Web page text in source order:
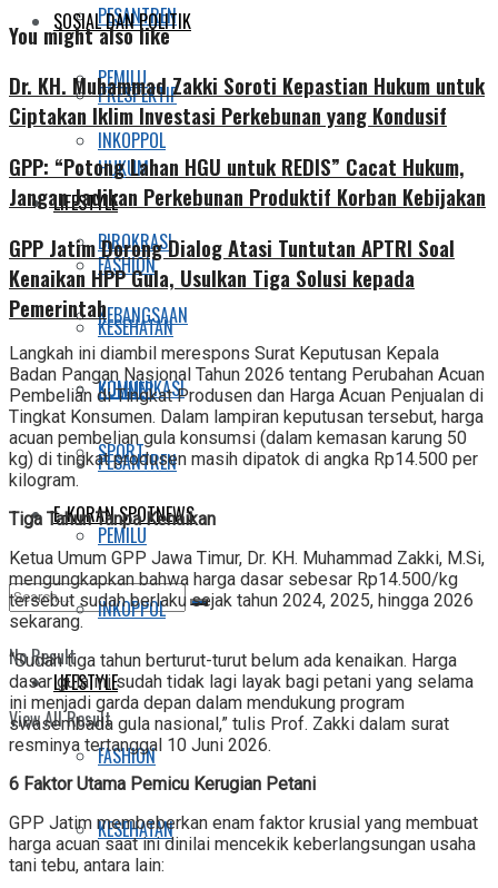
PESANTREN
PEMILU
INKOPPOL
LIFESTYLE
FASHION
KESEHATAN
KULINER
SPORT
E-KORAN SPOTNEWS
No Result
View All Result
SOSIAL DAN POLITIK
PRESPEKTIF
HUKUM
BIROKRASI
KEBANGSAAN
KOMUNIKASI
PESANTREN
PEMILU
INKOPPOL
LIFESTYLE
FASHION
KESEHATAN
You might also like
Dr. KH. Muhammad Zakki Soroti Kepastian Hukum untuk
Ciptakan Iklim Investasi Perkebunan yang Kondusif
GPP: “Potong Lahan HGU untuk REDIS” Cacat Hukum,
Jangan Jadikan Perkebunan Produktif Korban Kebijakan
GPP Jatim Dorong Dialog Atasi Tuntutan APTRI Soal
Kenaikan HPP Gula, Usulkan Tiga Solusi kepada
Pemerintah
Langkah ini diambil merespons Surat Keputusan Kepala
Badan Pangan Nasional Tahun 2026 tentang Perubahan Acuan
Pembelian di Tingkat Produsen dan Harga Acuan Penjualan di
Tingkat Konsumen. Dalam lampiran keputusan tersebut, harga
acuan pembelian gula konsumsi (dalam kemasan karung 50
kg) di tingkat produsen masih dipatok di angka Rp14.500 per
kilogram.
Tiga Tahun Tanpa Kenaikan
Ketua Umum GPP Jawa Timur, Dr. KH. Muhammad Zakki, M.Si,
mengungkapkan bahwa harga dasar sebesar Rp14.500/kg
tersebut sudah berlaku sejak tahun 2024, 2025, hingga 2026
sekarang.
“Sudah tiga tahun berturut-turut belum ada kenaikan. Harga
dasar gula ini sudah tidak lagi layak bagi petani yang selama
ini menjadi garda depan dalam mendukung program
swasembada gula nasional,” tulis Prof. Zakki dalam surat
resminya tertanggal 10 Juni 2026.
6 Faktor Utama Pemicu Kerugian Petani
GPP Jatim membeberkan enam faktor krusial yang membuat
harga acuan saat ini dinilai mencekik keberlangsungan usaha
tani tebu, antara lain: